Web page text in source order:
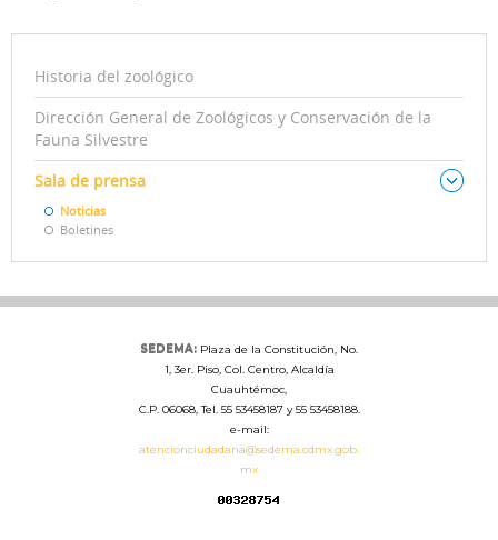
Historia del zoológico
Dirección General de Zoológicos y Conservación de la
Fauna Silvestre
Sala de prensa
Noticias
Boletines
SEDEMA: Plaza de la Constitución, No.
1, 3er. Piso, Col. Centro, Alcaldía
Cuauhtémoc,
C.P. 06068, Tel. 55 53458187 y 55 53458188.
e-mail:
atencionciudadana@sedema.cdmx.gob.
mx